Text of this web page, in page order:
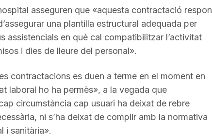
asseguren que «aquesta contractació respon
una plantilla estructural adequada per
assistencials en què cal compatibilitzar l’activitat
i dies de lleure del personal».
contractacions es duen a terme en el moment en
laboral ho ha permès», a la vegada que
circumstància cap usuari ha deixat de rebre
ni s’ha deixat de complir amb la normativa
i sanitària».